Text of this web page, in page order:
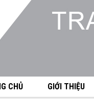
CHỦ GIỚI THIỆU